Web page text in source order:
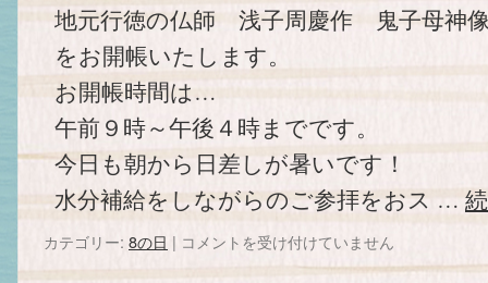
地元行徳の仏師 浅子周慶作 鬼子母神
をお開帳いたします。
お開帳時間は…
午前９時～午後４時までです。
今日も朝から日差しが暑いです！
水分補給をしながらのご参拝をおス …
カテゴリー: 8の日 | 18
コメントを受け付けていません